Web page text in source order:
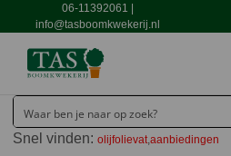
06-11392061
info@tasboomkwekerij.nl
Contact en bestellen
Snel vinden:olijfolievat aanbiedingen